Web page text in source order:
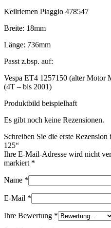
Keilriemen Piaggio 478547
Breite: 18mm
Länge: 736mm
Passt z.bsp. auf:
Vespa ET4 1257150 (alter Motor
(4T – bis 2001)
Produktbild beispielhaft
Es gibt noch keine Rezensionen.
Schreiben Sie die erste
125“
Ihre E-Mail-Adresse wird nicht
markiert *
Name *
E-Mail *
Ihre Bewertung *